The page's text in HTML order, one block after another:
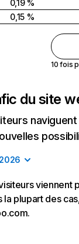
0,19 %
0,15 %
10 fois
du site
la plupart des